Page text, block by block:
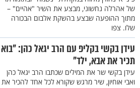
של אהרלה נחשוני, מבצע את השיר "אהיים" –
מתוך ההופעה שבצע בהשקת אלבום הבכורה
שלו. צפו
עידן בקשי בקליפ עם הרב יגאל כהן: "בוא
תכיר את אבא, ילד"
עידן בקשי שר את המילים שכתבו הרב יגאל כהן
ואבי אוחיון, שיר מרגש שקורא לכל אחד להכיר את